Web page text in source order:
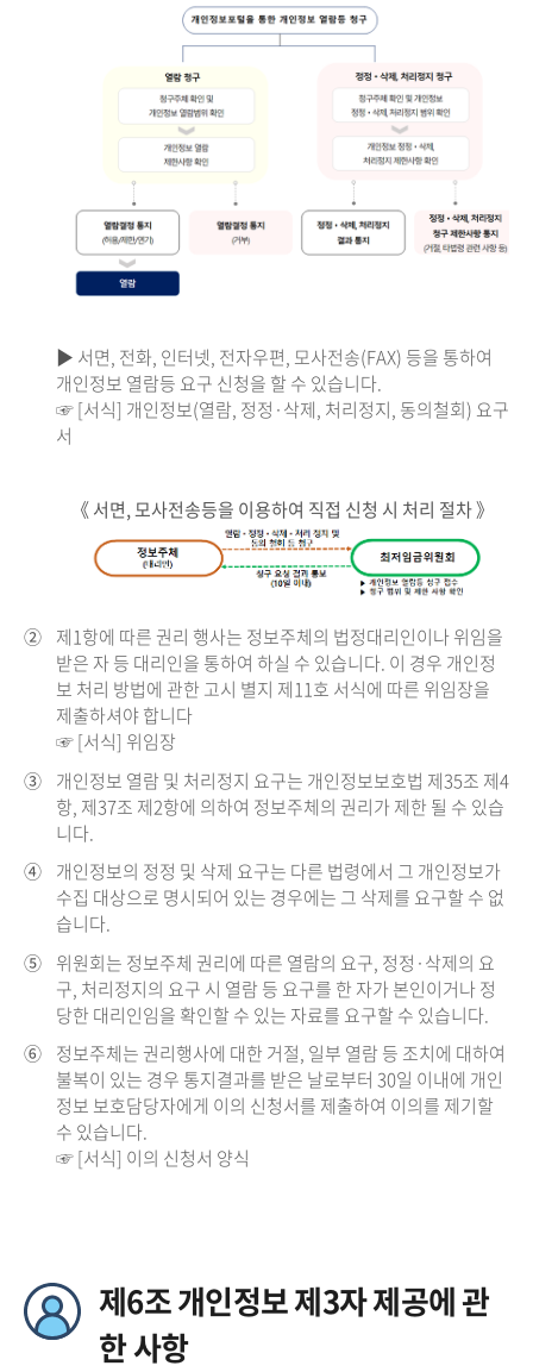
▶ 서면, 전화, 인터넷, 전자우편, 모사전송(FAX) 등을 통하여
개인정보 열람등 요구 신청을 할 수 있습니다.
☞ [서식] 개인정보(열람, 정정·삭제, 처리정지, 동의철회) 요구
서
《 서면, 모사전송등을 이용하여 직접 신청 시 처리 절차 》
② 제1항에 따른 권리 행사는 정보주체의 법정대리인이나 위임을
받은 자 등 대리인을 통하여 하실 수 있습니다. 이 경우 개인정
보 처리 방법에 관한 고시 별지 제11호 서식에 따른 위임장을
제출하셔야 합니다
☞ [서식] 위임장
③ 개인정보 열람 및 처리정지 요구는 개인정보보호법 제35조 제4
항, 제37조 제2항에 의하여 정보주체의 권리가 제한 될 수 있습
니다.
④ 개인정보의 정정 및 삭제 요구는 다른 법령에서 그 개인정보가
수집 대상으로 명시되어 있는 경우에는 그 삭제를 요구할 수 없
습니다.
⑤ 위원회는 정보주체 권리에 따른 열람의 요구, 정정·삭제의 요
구, 처리정지의 요구 시 열람 등 요구를 한 자가 본인이거나 정
당한 대리인임을 확인할 수 있는 자료를 요구할 수 있습니다.
⑥ 정보주체는 권리행사에 대한 거절, 일부 열람 등 조치에 대하여
불복이 있는 경우 통지결과를 받은 날로부터 30일 이내에 개인
정보 보호담당자에게 이의 신청서를 제출하여 이의를 제기할
수 있습니다.
☞ [서식] 이의 신청서 양식
제6조 개인정보 제3자 제공에 관
한 사항